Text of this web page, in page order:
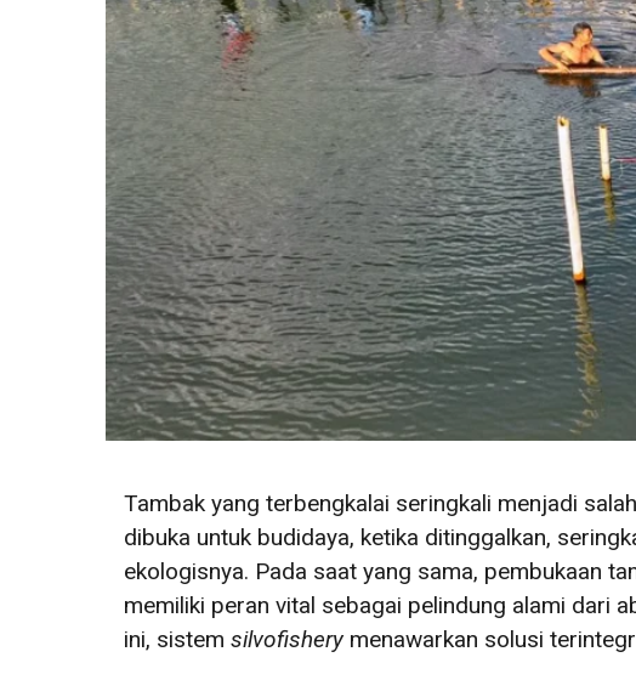
Tambak yang terbengkalai seringkali menjadi
dibuka untuk budidaya, ketika ditinggalkan,
ekologisnya. Pada saat yang sama, pembukaan
memiliki peran vital sebagai pelindung alami dari
ini, sistem silvofishery menawarkan solusi